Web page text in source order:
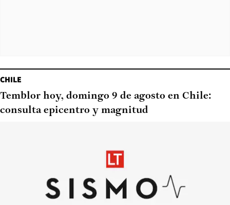
CHILE
Temblor hoy, domingo 9 de agosto en Chile:
consulta epicentro y magnitud